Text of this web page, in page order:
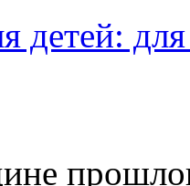
детей: